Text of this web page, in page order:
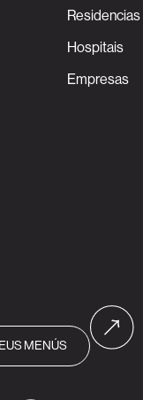
Residencias
Hospitais
Empresas
MENÚS